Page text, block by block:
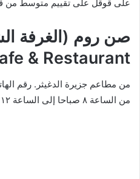
على قوقل على تقييم متوسط من
& Restaurant
من الساعة ٨ صباحا إلى الساعة ١٢ ليلا، جميع أيام الأسبوع.